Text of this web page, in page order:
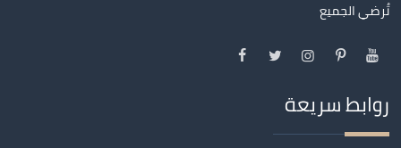
تُرضي الجميع
روابط سريعة